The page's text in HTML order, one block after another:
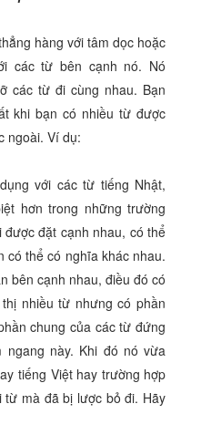
hàng với tâm dọc hoặc
các từ bên cạnh nó. Nó
các từ đi cùng nhau. Bạn
khi bạn có nhiều từ được
ngoài. Ví dụ:
với các từ tiếng Nhật,
hơn trong những trường
đặt cạnh nhau, có thể
có thể có nghĩa khác nhau.
bên cạnh nhau, điều đó có
nhiều từ nhưng có phần
chung của các từ đứng
này. Khi đó nó vừa
tiếng Việt hay trường hợp
từ mà đã bị lược bỏ đi. Hãy